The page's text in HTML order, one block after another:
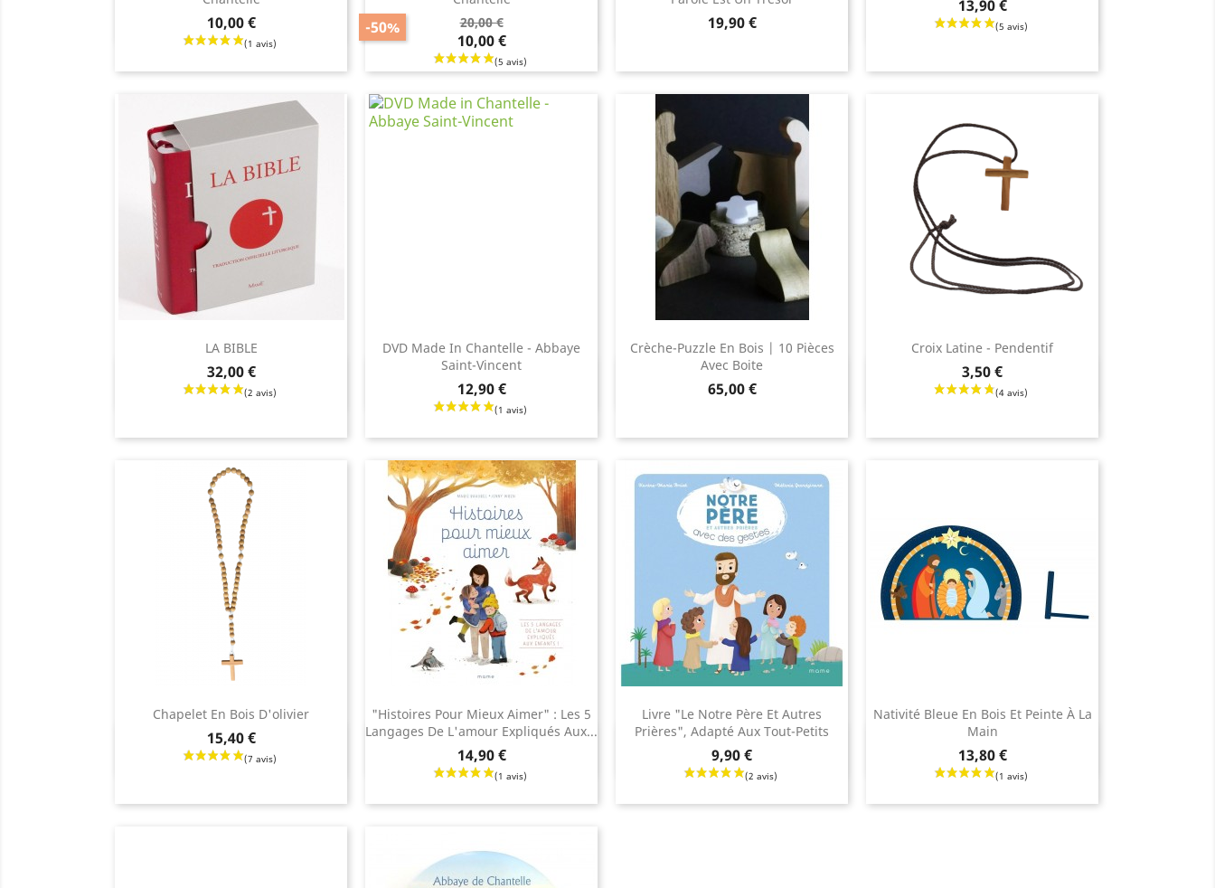
10,00 €
Aperçu rapide
Prix
de
20,00 €
-50%
Prix
10,00 €
Aperçu rapide
19,90 €
Aperçu rapide 13,90 €
 Aperçu rapide
LA BIBLE
32,00 €
 Aperçu rapide
DVD Made In Chantelle - Abbaye
Saint-Vincent
12,90 €
Aperçu rapide
Crèche-Puzzle En Bois | 10 Pièces
Avec Boite
65,00 €
Aperçu rapide
Croix Latine - Pendentif
3,50 €
 Aperçu rapide
Chapelet En Bois D'olivier
15,40 €
 Aperçu rapide
"Histoires Pour Mieux Aimer" : Les 5
Langages De L'amour Expliqués Aux...
14,90 €
Aperçu rapide
Livre "Le Notre Père Et Autres
Prières", Adapté Aux Tout-Petits
9,90 €
 Aperçu rapide
Nativité Bleue En Bois Et Peinte À La
Main
13,80 €
Aperçu rapide